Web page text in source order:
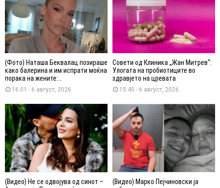
(Фото) Наташа Беквалац позираше
како балерина и им испрати моќна
порака на жените:...
16:01 - 6 август, 2026
Совети од Клиника „Жан Митрев“:
Улогата на пробиотиците во
здравјето на цревата
15:45 - 6 август, 2026
(Видео) Не се одвојува од синот –
(Видео) Марко Пејчиновски ја